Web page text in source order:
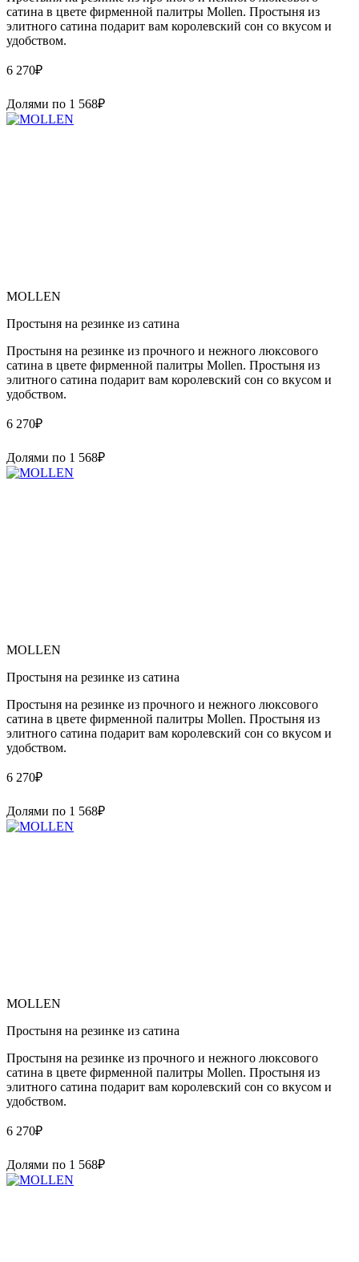
сатина в цвете фирменной палитры Mollen. Простыня из
элитного сатина подарит вам королевский сон со вкусом и
удобством.
6 270₽
Долями по 1 568₽
MOLLEN
Простыня на резинке из сатина
Простыня на резинке из прочного и нежного люксового
сатина в цвете фирменной палитры Mollen. Простыня из
элитного сатина подарит вам королевский сон со вкусом и
удобством.
6 270₽
Долями по 1 568₽
MOLLEN
Простыня на резинке из сатина
Простыня на резинке из прочного и нежного люксового
сатина в цвете фирменной палитры Mollen. Простыня из
элитного сатина подарит вам королевский сон со вкусом и
удобством.
6 270₽
Долями по 1 568₽
MOLLEN
Простыня на резинке из сатина
Простыня на резинке из прочного и нежного люксового
сатина в цвете фирменной палитры Mollen. Простыня из
элитного сатина подарит вам королевский сон со вкусом и
удобством.
6 270₽
Долями по 1 568₽